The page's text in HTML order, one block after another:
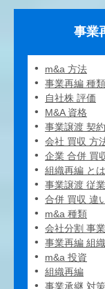
事業
m&a 方法
事業再編 種類
自社株 評価
M&A 資格
事業譲渡 契
会社 買収 方
企業 合併 買
組織再編 とは
事業譲渡 従
合併 買収 違
m&a 種類
会社分割 事
事業再編 組
m&a 投資
組織再編
事業承継 対策